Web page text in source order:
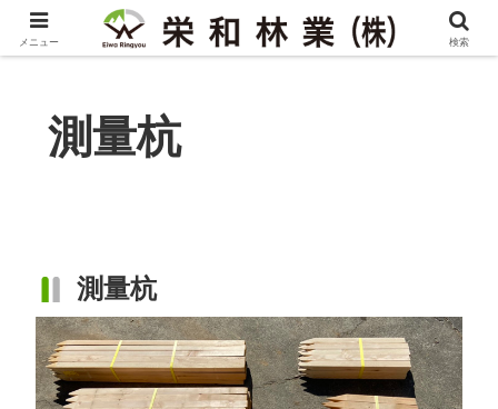
測量杭
測量杭
メニュー 検索